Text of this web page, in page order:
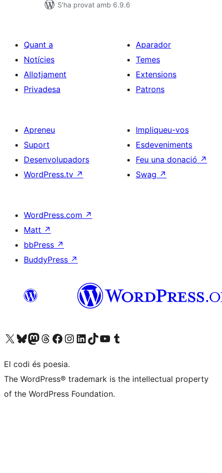
S'ha provat amb 6.9.6
Quant a
Notícies
Allotjament
Privadesa
Aparador
Temes
Extensions
Patrons
Apreneu
Suport
Desenvolupadors
WordPress.tv ↗
Impliqueu-vos
Esdeveniments
Feu una donació ↗
Swag ↗
WordPress.com ↗
Matt ↗
bbPress ↗
BuddyPress ↗
Visiteu el nostre compte X (abans Twitter)
Visiteu el nostre compte de Bluesky
Visiteu el nostre compte al Mastodon
Visiteu el nostre compte de Threads
Visiteu la nostra pàgina al Facebook
Visiteu el nostre compte d'Instagram
Visiteu el nostre compte de LinkedIn
Visiteu el nostre compte de TikTok
Visiteu el nostre canal al YouTube
Visiteu el nostre compte de Tumblr
El codi és poesia.
The WordPress® trademark is the intellectual property
of the WordPress Foundation.